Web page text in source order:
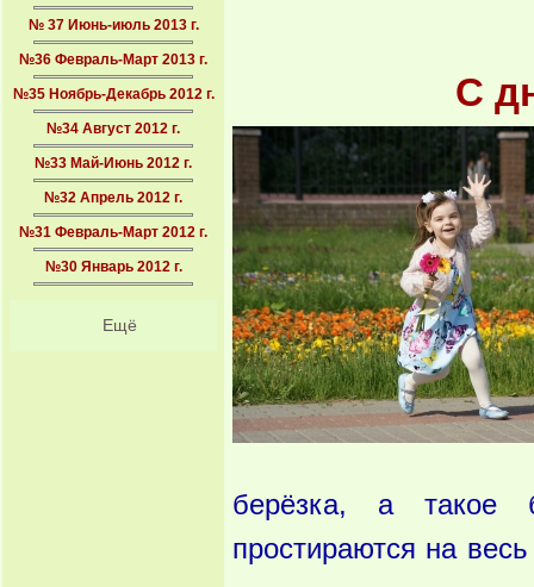
№ 37 Июнь-июль 2013 г.
№36 Февраль-Март 2013 г.
№35 Ноябрь-Декабрь 2012 г.
№34 Август 2012 г.
№33 Май-Июнь 2012 г.
№32 Апрель 2012 г.
№31 Февраль-Март 2012 г.
№30 Январь 2012 г.
Ещё
С
берёзка, а такое
простираются на